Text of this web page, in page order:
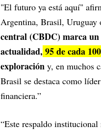
"El futuro ya está aquí"
Argentina, Brasil, Uruguay
central (CBDC) marca
actualidad, 95 de cada
exploración y, en muchos
Brasil se destaca como
financiera.”
“Este respaldo